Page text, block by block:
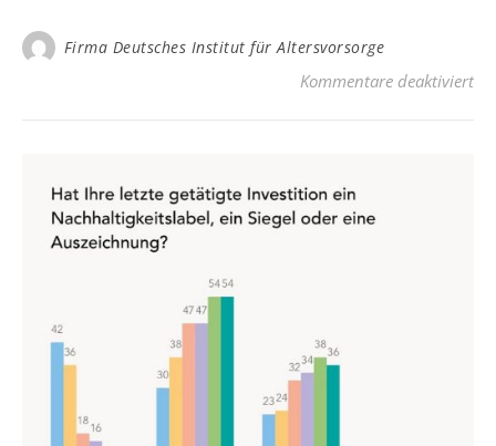
Firma Deutsches Institut für Altersvorsorge
Kommentare deaktiviertfür